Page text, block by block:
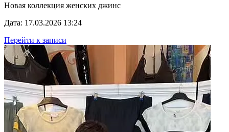
Новая коллекция женских джинс
Дата: 17.03.2026 13:24
Перейти к записи